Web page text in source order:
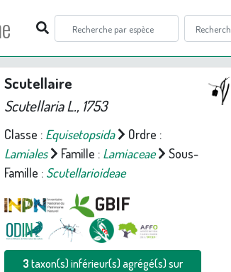
Scutellaire
ScutellariaL., 1753
Classe : Equisetopsida
Ordre :
Lamiales
Famille : Lamiaceae
Sous-
Famille : Scutellarioideae
3 taxon(s) inférieur(s) agrégé(s) sur